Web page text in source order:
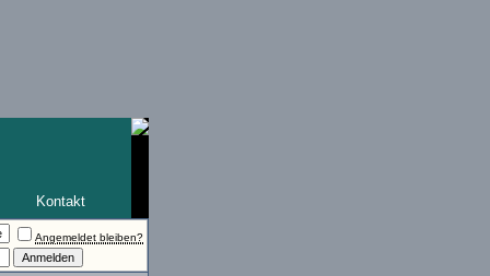
Kontakt
Angemeldet bleiben?